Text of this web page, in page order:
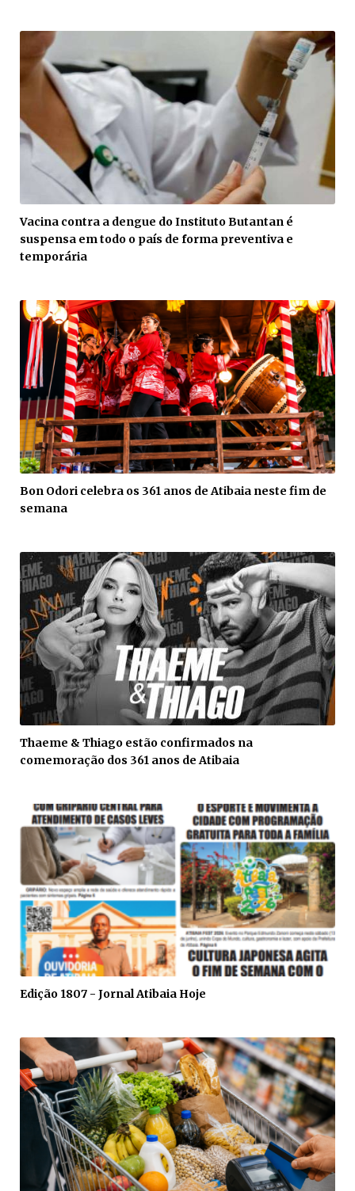
Vacina contra a dengue do Instituto Butantan é
suspensa em todo o país de forma preventiva e
temporária
Bon Odori celebra os 361 anos de Atibaia neste fim de
semana
Thaeme & Thiago estão confirmados na
comemoração dos 361 anos de Atibaia
Edição 1807 - Jornal Atibaia Hoje